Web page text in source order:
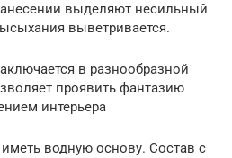
выделяют несильный
выветривается.
в разнообразной
проявить фантазию
интерьера
водную основу. Состав с